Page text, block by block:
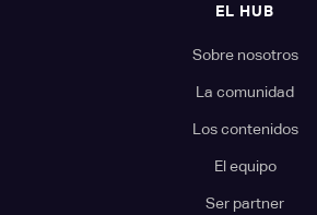
EL HUB
Sobre nosotros
La comunidad
Los contenidos
El equipo
Ser partner